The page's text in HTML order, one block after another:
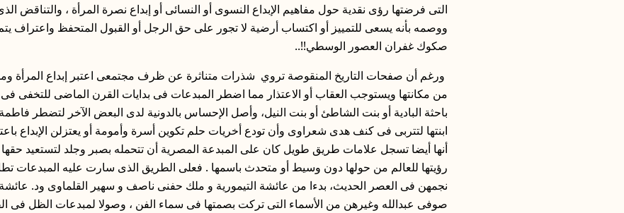
التى فرضتها رؤى نقدية حول مفاهيم الإبداع النسوى أو النسائى أو إبداع نصرة المرأة ، والتناقض
ووصمه بأنه يسعى للتمييز أو اكتساب أرضية لا تجور على حق الرجل أو القبول المتحفظ واعتراف
صكوك غفران العصور الوسطي!!..
ورغم أن صفحات التاريخ المنقوصة تروي شذرات متناثرة عن ظرف مجتمعى اعتبر إبداع المرأة
من مكانتها ويستوجب العقاب أو الاعتذار مما اضطر المبدعات فى بدايات القرن الماضى للتخفى فى
باحثة البادية أو بنت الشاطئ أو بنت النيل، وأصل الإحساس بالدونية لدى البعض الآخر لتضطر
ابنتها لتتربى فى كنف هدى شعراوى وأن تودع أخريات حلم تكوين أسرة وأمومة أو يعتزلن الإبداع
أنها أيضا تسجل علامات طريق طويل كان على المبدعة المصرية أن تتحمله بصبر وجلد لتستعيد حقها
رؤيتها للعالم من حولها دون وسيط أو متحدث باسمها . فعلى الطريق الذى سارت عليه المبدعات
نجمهن فى العصر الحديث، بدءا من عائشة التيمورية و ملك حفنى ناصف و سهير القلماوى ود.
صوفى عبدالله وغيرهن من الأسماء التى تركت بصمتها فى سماء الفن ، وصولا لمبدعات الظل فى